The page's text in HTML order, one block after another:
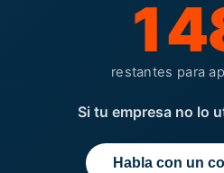
restantes para
Si tu empresa no lo
Habla con un